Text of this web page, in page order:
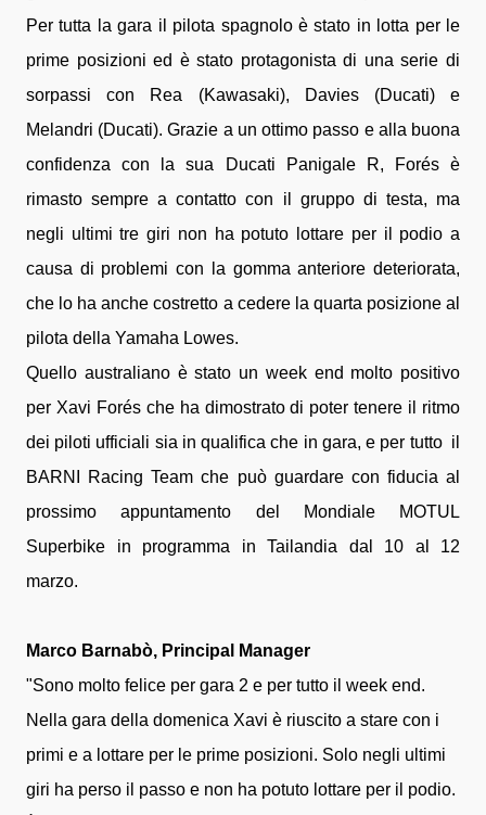
Per tutta la gara il pilota spagnolo è stato in lotta per le
prime posizioni ed è stato protagonista di una serie di
sorpassi con Rea (Kawasaki), Davies (Ducati) e
Melandri (Ducati). Grazie a un ottimo passo e alla buona
confidenza con la sua Ducati Panigale R, Forés è
rimasto sempre a contatto con il gruppo di testa, ma
negli ultimi tre giri non ha potuto lottare per il podio a
causa di problemi con la gomma anteriore deteriorata,
che lo ha anche costretto a cedere la quarta posizione al
pilota della Yamaha Lowes.
Quello australiano è stato un week end molto positivo
per Xavi Forés che ha dimostrato di poter tenere il ritmo
dei piloti ufficiali sia in qualifica che in gara, e per tutto il
BARNI Racing Team che può guardare con fiducia al
prossimo appuntamento del Mondiale MOTUL
Superbike in programma in Tailandia dal 10 al 12
marzo.
Marco Barnabò, Principal Manager
"Sono molto felice per gara 2 e per tutto il week end.
Nella gara della domenica Xavi è riuscito a stare con i
primi e a lottare per le prime posizioni. Solo negli ultimi
giri ha perso il passo e non ha potuto lottare per il podio.